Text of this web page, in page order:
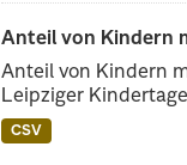
Anteil von Kindern
Anteil von Kindern
Leipziger
CSV